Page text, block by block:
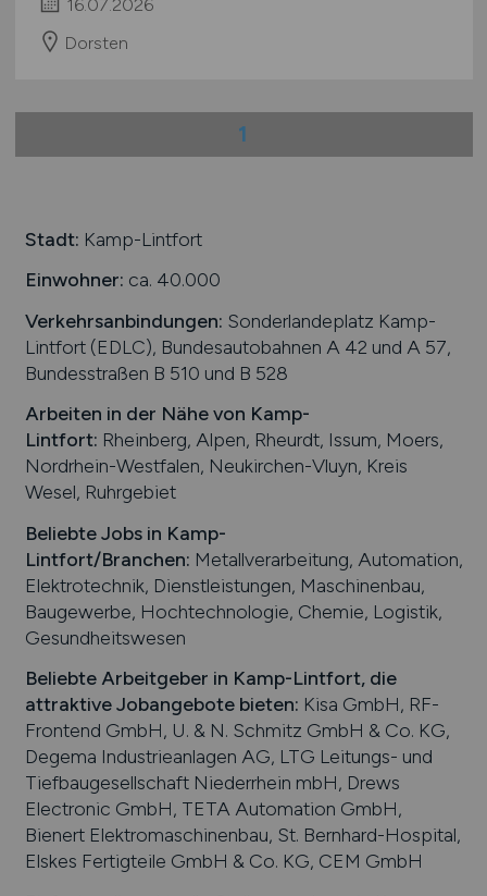
16.07.2026
Dorsten
1
Stadt: Kamp-Lintfort
Einwohner: ca. 40.000
Verkehrsanbindungen: Sonderlandeplatz Kamp-
Lintfort (EDLC), Bundesautobahnen A 42 und A 57,
Bundesstraßen B 510 und B 528
Arbeiten in der Nähe von Kamp-
Lintfort: Rheinberg, Alpen, Rheurdt, Issum, Moers,
Nordrhein-Westfalen, Neukirchen-Vluyn, Kreis
Wesel, Ruhrgebiet
Beliebte Jobs in Kamp-
Lintfort/Branchen: Metallverarbeitung, Automation,
Elektrotechnik, Dienstleistungen, Maschinenbau,
Baugewerbe, Hochtechnologie, Chemie, Logistik,
Gesundheitswesen
Beliebte Arbeitgeber in Kamp-Lintfort, die
attraktive Jobangebote bieten: Kisa GmbH, RF-
Frontend GmbH, U. & N. Schmitz GmbH & Co. KG,
Degema Industrieanlagen AG, LTG Leitungs- und
Tiefbaugesellschaft Niederrhein mbH, Drews
Electronic GmbH, TETA Automation GmbH,
Bienert Elektromaschinenbau, St. Bernhard-Hospital,
Elskes Fertigteile GmbH & Co. KG, CEM GmbH